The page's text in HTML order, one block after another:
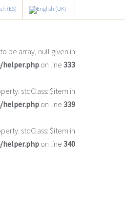
be array, null given in
on line 333
stdClass::$item in
on line 339
stdClass::$item in
on line 340